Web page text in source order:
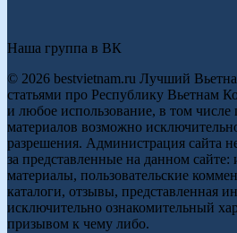
Наша группа в ВК
© 2026 bestvietnam.ru Лучший
статьями про Республику Вьетнам
и любое использование, в том числе
материалов возможно
разрешения. Администрация сайта
за представленные на данном
материалы, пользовательские
каталоги, отзывы, представленная
исключительно ознакомительный
призывом к чему либо.